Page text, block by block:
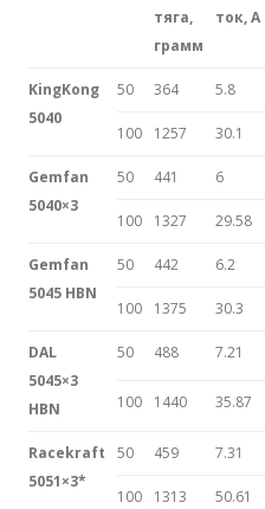
тяга,
грамм
ток, А
KingKong
5040
50 364 5.8
100 1257 30.1
Gemfan
5040×3
50 441 6
100 1327 29.58
Gemfan
5045 HBN
50 442 6.2
100 1375 30.3
DAL
5045×3
HBN
50 488 7.21
100 1440 35.87
Racekraft
5051×3*
50 459 7.31
100 1313 50.61